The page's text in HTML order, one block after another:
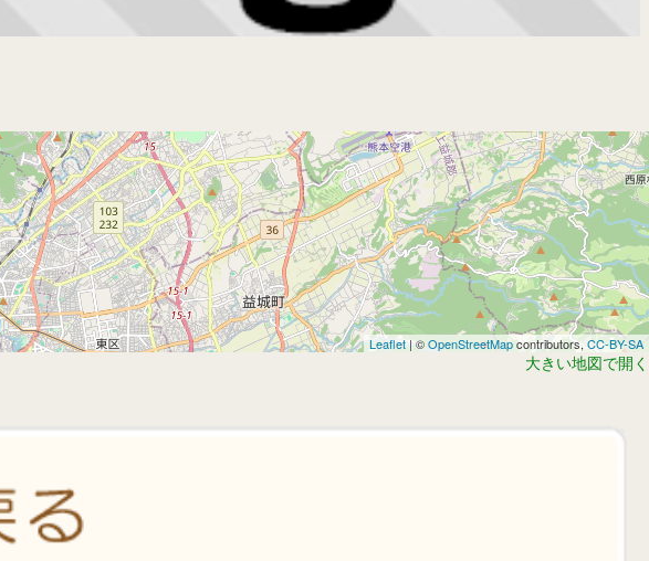
Leaflet | ©OpenStreetMapcontributors,CC-BY-SA
大きい地図で開く